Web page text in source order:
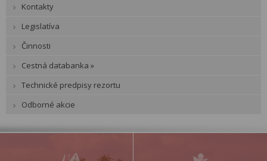
Kontakty
Legislatíva
Činnosti
Cestná databanka »
Technické predpisy rezortu
Odborné akcie